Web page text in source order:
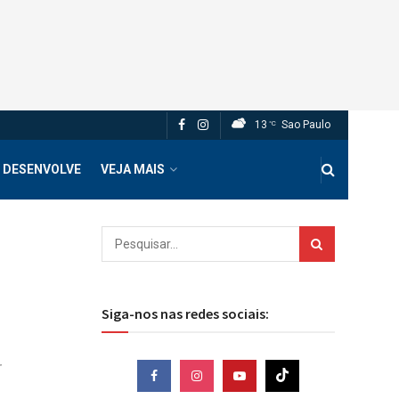
13 °C Sao Paulo
VEJA MAIS
Siga-nos nas redes sociais: